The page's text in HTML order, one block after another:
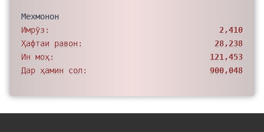
Мехмонон
Имрӯз:
2,410
Ҳафтаи равон:
28,238
Ин моҳ:
121,453
Дар ҳамин сол:
900,048